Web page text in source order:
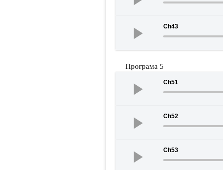
Ch43
Програма 5
Ch51
Ch52
Ch53